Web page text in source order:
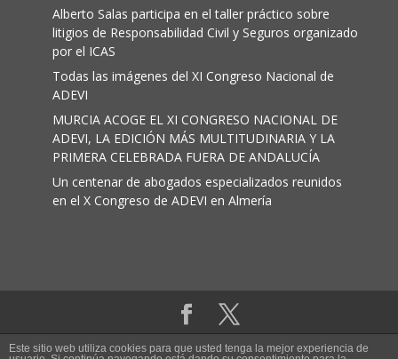
Alberto Salas participa en el taller práctico sobre
litigios de Responsabilidad Civil y Seguros organizado
por el ICAS
Todas las imágenes del XI Congreso Nacional de
ADEVI
MURCIA ACOGE EL XI CONGRESO NACIONAL DE
ADEVI, LA EDICIÓN MÁS MULTITUDINARIA Y LA
PRIMERA CELEBRADA FUERA DE ANDALUCÍA
Un centenar de abogados especializados reunidos
en el X Congreso de ADEVI en Almería
Aviso legal|Política de cookies
Este sitio web utiliza cookies para que usted tenga la mejor experiencia de